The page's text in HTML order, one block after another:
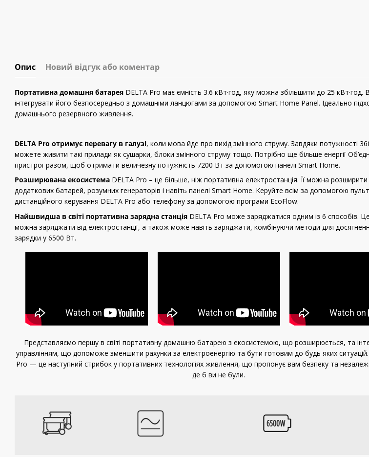
Опис Новий відгук або коментар
Портативна домашня батарея DELTA Pro має ємність 3.6 кВт·год, яку можна збільшити до 25
інтегрувати його безпосередньо з домашніми ланцюгами за допомогою Smart Home Panel. Ідеально
домашнього резервного живлення.
DELTA Pro отримує перевагу в галузі, коли мова йде про вихід змінного струму. Завдяки потужності
можете живити такі прилади як сушарки, блоки змінного струму тощо. Потрібно ще більше енергії
пристрої разом, щоб отримати величезну потужність 7200 Вт за допомогою панелі Smart Home.
Розширювана екосистема DELTA Pro – це більше, ніж портативна електростанція. Її можна
додаткових батарей, розумних генераторів і навіть панелі Smart Home. Керуйте всім за допомогою
дистанційного керування DELTA Pro або телефону за допомогою програми EcoFlow.
Найшвидша в світі портативна зарядна станція DELTA Pro може заряджатися одним із 6 способів.
можна заряджати від електростанції, а також може навіть заряджати, комбінуючи методи для
зарядки у 6500 Вт.
Представляємо першу в світі портативну домашню батарею з екосистемою, що розширюється, та
управлінням, що допоможе зменшити рахунки за електроенергію та бути готовим до будь яких
Pro — це наступний стрибок у портативних технологіях живлення, що пропонує вам безпеку та
де б ви не були.